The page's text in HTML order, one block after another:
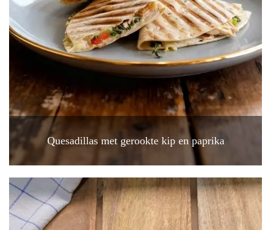
Quesadillas met gerookte kip en paprika